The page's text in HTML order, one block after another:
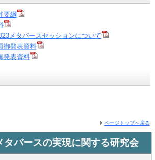
要綱
メタバースセッションについて
御発表資料
発表資料
ページトップへ戻る
タバースの実現に関する研究会